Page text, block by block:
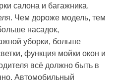
салона и багажника.
Чем дороже модель, тем
насадок,
уборки, больше
функция мойки окон и
всё должно быть в
Автомобильный